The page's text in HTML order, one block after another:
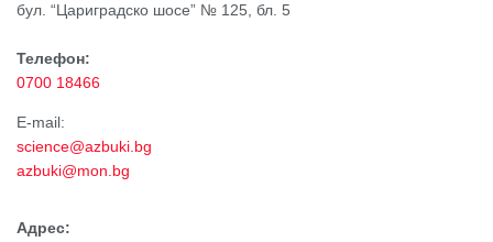
бул. “Цариградско шосе” № 125, бл. 5
Телефон:
0700 18466
Е-mail:
science@azbuki.bg
azbuki@mon.bg
Адрес: